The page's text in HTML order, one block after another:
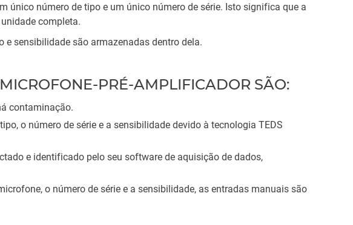
único número de tipo e um único número de série. Isto significa que a
completa.
e sensibilidade são armazenadas dentro dela.
PRÉ-AMPLIFICADOR SÃO:
contaminação.
o número de série e a sensibilidade devido à tecnologia TEDS
e identificado pelo seu software de aquisição de dados,
o número de série e a sensibilidade, as entradas manuais são